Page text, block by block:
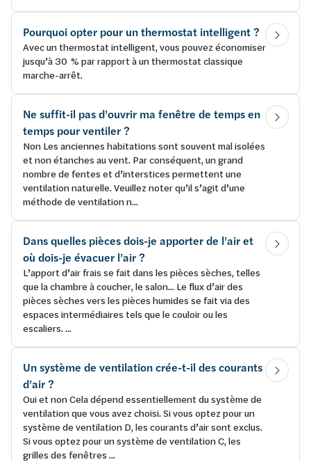
Pourquoi opter pour un thermostat intelligent ?
Avec un thermostat intelligent, vous pouvez économiser
jusqu’à 30 % par rapport à un thermostat classique
marche-arrêt.
Ne suffit-il pas d’ouvrir ma fenêtre de temps en
temps pour ventiler ?
Non Les anciennes habitations sont souvent mal isolées
et non étanches au vent. Par conséquent, un grand
nombre de fentes et d’interstices permettent une
ventilation naturelle. Veuillez noter qu’il s’agit d’une
méthode de ventilation n...
Dans quelles pièces dois-je apporter de l’air et
où dois-je évacuer l’air ?
L’apport d’air frais se fait dans les pièces sèches, telles
que la chambre à coucher, le salon... Le flux d’air des
pièces sèches vers les pièces humides se fait via des
espaces intermédiaires tels que le couloir ou les
escaliers. ...
Un système de ventilation crée-t-il des courants
d’air ?
Oui et non Cela dépend essentiellement du système de
ventilation que vous avez choisi. Si vous optez pour un
système de ventilation D, les courants d’air sont exclus.
Si vous optez pour un système de ventilation C, les
grilles des fenêtres ...